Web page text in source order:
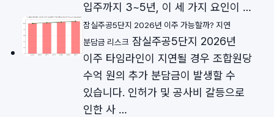
입주까지 3~5년, 이 세 가지 요인이 …
잠실주공5단지 2026년 이주 가능할까? 지연
분담금 리스크 잠실주공5단지 2026년
이주 타임라인이 지연될 경우 조합원당
수억 원의 추가 분담금이 발생할 수
있습니다. 인허가 및 공사비 갈등으로
인한 사 …